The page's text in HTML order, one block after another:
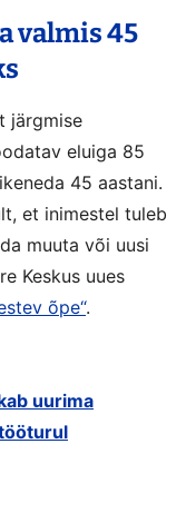
valmis 45
järgmise
eluiga 85
45 aastani.
et inimestel tuleb
muuta või uusi
Keskus uues
õpe“.
uurima